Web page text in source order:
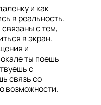
и как
в реальность.
с тем,
в экран.
и
ты поешь
с
связь со
возможности.